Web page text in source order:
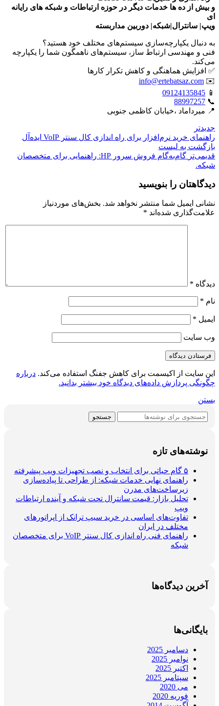
و بیش از ده ها خدمات دیگر در حوزه ارتباطات و شبکه های رایانه
ای
ویپ| سانترال|شبکه| دوربین مداربسته
به دنبال یکپارچه‌سازی سیستم‌های مختلف خود هستید؟
فنی و مهندسی ارتباط ساز، سیستم‌های ناهمگون شما را یکپارچه
می‌کند.
✅ افزایش هماهنگی و کاهش تکرار کارها
✉️
info@ertebatsaz.com
📱
09124135845
📞
88997257
📍 میرداماد ،خیابان کاظمی جنوبی
جدیدتر
راهنمای خرید نرم‌افزار برای راه اندازی کال سنتر VoIP ایده‌آل
بازگشت بە لیست
قدیمی‌تر
گام‌به‌گام فروش سرور HP: راهنمایی برای متخصصان
شبکه.
دیدگاهتان را بنویسید
نشانی ایمیل شما منتشر نخواهد شد. بخش‌های موردنیاز
علامت‌گذاری شده‌اند *
دیدگاه *
نام *
ایمیل *
وب‌ سایت
این سایت از اکیسمت برای کاهش جفنگ استفاده می‌کند. درباره
چگونگی پردازش داده‌های دیدگاه خود بیشتر بدانید.
بستن
جستجو
نوشته‌های تازه
۵ گام حیاتی برای انتخاب و نصب تجهیزات ویپ پیشرفته
راهنمای نهایی خدمات شبکه: از طراحی تا پیاده‌سازی
زیرساخت‌های مدرن
تحلیل بازار: قیمت سانترال تحت شبکه و آینده ارتباطات
ویپ
تفاوت‌های اساسی در خرید سیپ ترانک از اپراتورهای
مختلف در ایران
راهنمای فنی راه اندازی کال سنتر VoIP برای متخصصان
شبکه
آخرین دیدگاه‌ها
بایگانی‌ها
دسامبر 2025
نوامبر 2025
اکتبر 2025
سپتامبر 2025
می 2020
فوریه 2020